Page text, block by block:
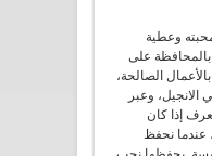
وعطية
على
الصالحة،
الانجيل، وعبر
إذا كان
عندما نحفظ